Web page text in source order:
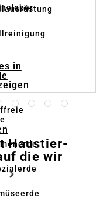
in
Haustier-
die wir